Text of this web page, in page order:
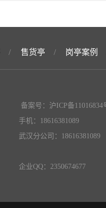
/ 售货亭 / 岗亭案例
备案号： 沪ICP备11016834
手机：18616381089
武汉分公司：18616381089
企业QQ：2350674677